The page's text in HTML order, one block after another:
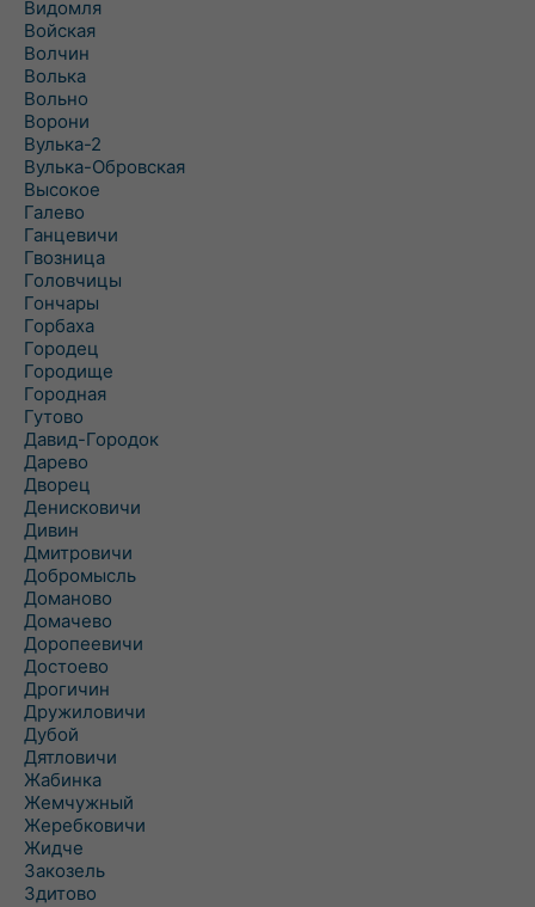
Видомля
Войская
Волчин
Волька
Вольно
Ворони
Вулька-2
Вулька-Обровская
Высокое
Галево
Ганцевичи
Гвозница
Головчицы
Гончары
Горбаха
Городец
Городище
Городная
Гутово
Давид-Городок
Дарево
Дворец
Денисковичи
Дивин
Дмитровичи
Добромысль
Доманово
Домачево
Доропеевичи
Достоево
Дрогичин
Дружиловичи
Дубой
Дятловичи
Жабинка
Жемчужный
Жеребковичи
Жидче
Закозель
Здитово